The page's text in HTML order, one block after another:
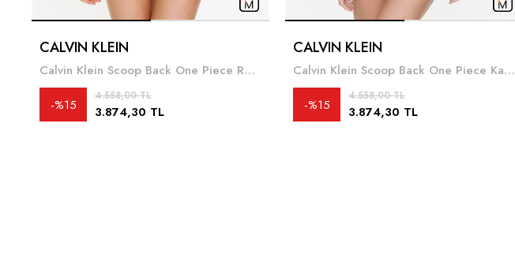
CALVIN KLEIN
Calvin Klein Scoop Back One Piece Rp Print Kadın Mayo
3.874,30 TL
4.558,00 TL
%15
CALVIN KLEIN
Calvin Klein Scoop Back One Piece Kadın Mayo
3.874,30 TL
4.558,00 TL
%15